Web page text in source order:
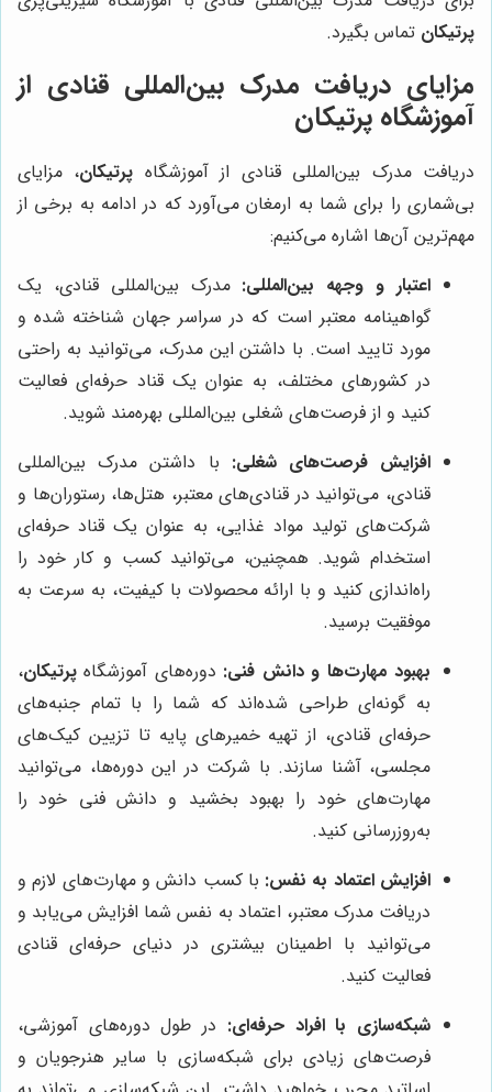
پرتیکان تماس بگیرد.
مزایای دریافت مدرک بین‌المللی قنادی از
آموزشگاه پرتیکان
دریافت مدرک بین‌المللی قنادی از آموزشگاه پرتیکان، مزایای
بی‌شماری را برای شما به ارمغان می‌آورد که در ادامه به برخی از
مهم‌ترین آن‌ها اشاره می‌کنیم:
اعتبار و وجهه بین‌المللی: مدرک بین‌المللی قنادی، یک
گواهینامه معتبر است که در سراسر جهان شناخته شده و
مورد تایید است. با داشتن این مدرک، می‌توانید به راحتی
در کشورهای مختلف، به عنوان یک قناد حرفه‌ای فعالیت
کنید و از فرصت‌های شغلی بین‌المللی بهره‌مند شوید.
افزایش فرصت‌های شغلی: با داشتن مدرک بین‌المللی
قنادی، می‌توانید در قنادی‌های معتبر، هتل‌ها، رستوران‌ها و
شرکت‌های تولید مواد غذایی، به عنوان یک قناد حرفه‌ای
استخدام شوید. همچنین، می‌توانید کسب و کار خود را
راه‌اندازی کنید و با ارائه محصولات با کیفیت، به سرعت به
موفقیت برسید.
بهبود مهارت‌ها و دانش فنی: دوره‌های آموزشگاه پرتیکان،
به گونه‌ای طراحی شده‌اند که شما را با تمام جنبه‌های
حرفه‌ای قنادی، از تهیه خمیرهای پایه تا تزیین کیک‌های
مجلسی، آشنا سازند. با شرکت در این دوره‌ها، می‌توانید
مهارت‌های خود را بهبود بخشید و دانش فنی خود را
به‌روزرسانی کنید.
افزایش اعتماد به نفس: با کسب دانش و مهارت‌های لازم و
دریافت مدرک معتبر، اعتماد به نفس شما افزایش می‌یابد و
می‌توانید با اطمینان بیشتری در دنیای حرفه‌ای قنادی
فعالیت کنید.
شبکه‌سازی با افراد حرفه‌ای: در طول دوره‌های آموزشی،
فرصت‌های زیادی برای شبکه‌سازی با سایر هنرجویان و